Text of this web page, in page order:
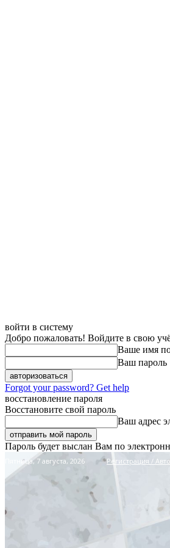
войти в систему
Добро пожаловать! Войдите в свою
Ваше имя
Ваш пароль
Forgot your password? Get help
восстановление пароля
Восстановите свой пароль
Ваш адрес
Пароль будет выслан Вам по
Пятница, 7 августа, 2026 Регистрация /